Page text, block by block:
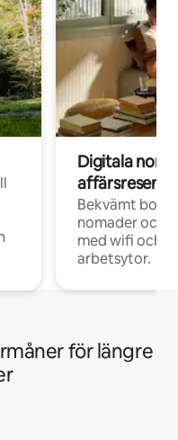
Digitala
Bekvämt
nomader och
med wifi och
arbetsytor.
för längre